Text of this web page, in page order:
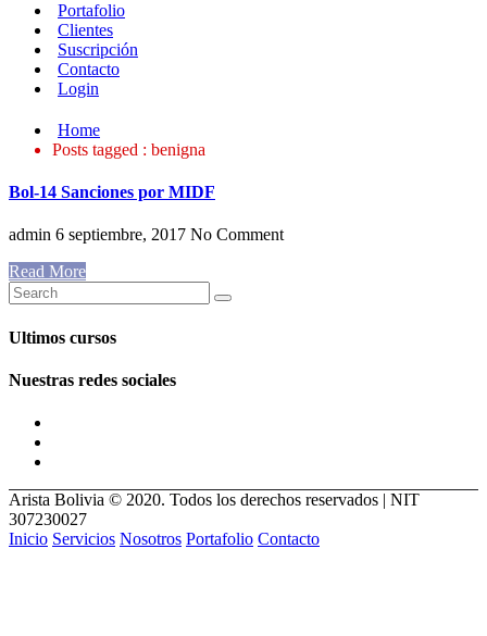
Portafolio
Clientes
Suscripción
Contacto
Login
Home
Posts tagged : benigna
Bol-14 Sanciones por MIDF
admin 6 septiembre, 2017 No Comment
Read More
Ultimos cursos
Nuestras redes sociales
Arista Bolivia © 2020. Todos los derechos reservados | NIT
307230027
Inicio Servicios Nosotros Portafolio Contacto